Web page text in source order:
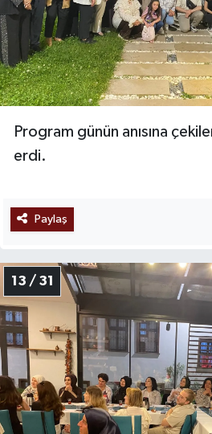
Program günün anısına
erdi.
Paylaş
13 / 31